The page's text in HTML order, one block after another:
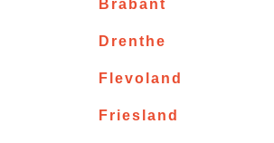
Brabant
Drenthe
Flevoland
Friesland